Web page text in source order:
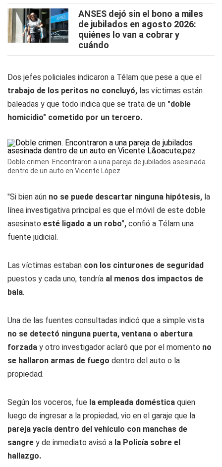
ANSES dejó sin el bono a miles
de jubilados en agosto 2026:
quiénes lo van a cobrar y
cuándo
Dos jefes policiales indicaron a Télam que pese a que el
trabajo de los peritos no concluyó, las víctimas están
baleadas y que todo indica que se trata de un "doble
homicidio" cometido por un tercero.
Doble crimen. Encontraron a una pareja de jubilados asesinada
dentro de un auto en Vicente López
"Si bien aún no se puede descartar ninguna hipótesis, la
línea investigativa principal es que el móvil de este doble
asesinato esté ligado a un robo", confió a Télam una
fuente judicial.
Las víctimas estaban con los cinturones de seguridad
puestos y cada uno, tendría al menos dos impactos de
bala.
Una de las fuentes consultadas indicó que a simple vista
no se detectó ninguna puerta, ventana o abertura
forzada y otro investigador aclaró que por el momento no
se hallaron armas de fuego dentro del auto o la
propiedad.
Según los voceros, fue la empleada doméstica quien
luego de ingresar a la propiedad, vio en el garaje que la
pareja yacía dentro del vehículo con manchas de
sangre y de inmediato avisó a la Policía sobre el
hallazgo.